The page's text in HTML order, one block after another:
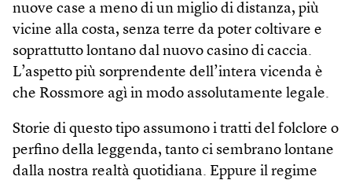
nuove case a meno di un miglio di distanza, più
vicine alla costa, senza terre da poter coltivare e
soprattutto lontano dal nuovo casino di caccia.
L’aspetto più sorprendente dell’intera vicenda è
che Rossmore agì in modo assolutamente legale.
Storie di questo tipo assumono i tratti del folclore o
perfino della leggenda, tanto ci sembrano lontane
dalla nostra realtà quotidiana. Eppure il regime